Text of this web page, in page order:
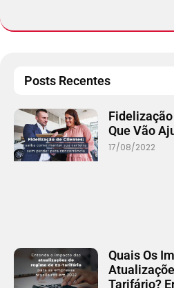
Posts Recentes
Que Vão
17/08/2022
Quais Os
Tarifário?